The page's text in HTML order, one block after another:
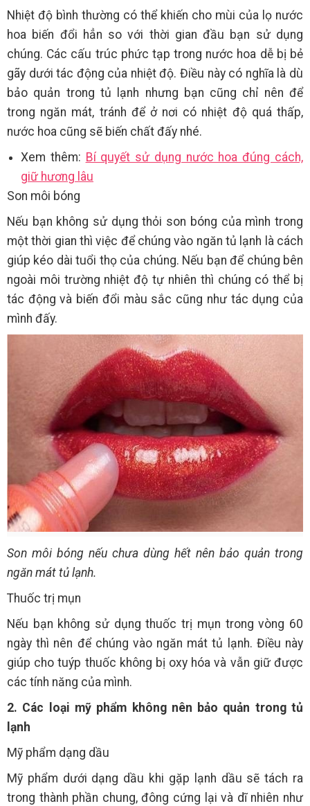
Nhiệt độ bình thường có thể khiến cho mùi của lọ nước
hoa biến đổi hẳn so với thời gian đầu bạn sử dụng
chúng. Các cấu trúc phức tạp trong nước hoa dễ bị bẻ
gãy dưới tác động của nhiệt độ. Điều này có nghĩa là dù
bảo quản trong tủ lạnh nhưng bạn cũng chỉ nên để
trong ngăn mát, tránh để ở nơi có nhiệt độ quá thấp,
nước hoa cũng sẽ biến chất đấy nhé.
Xem thêm: Bí quyết sử dụng nước hoa đúng cách,
giữ hương lâu
Son môi bóng
Nếu bạn không sử dụng thỏi son bóng của mình trong
một thời gian thì việc để chúng vào ngăn tủ lạnh là cách
giúp kéo dài tuổi thọ của chúng. Nếu bạn để chúng bên
ngoài môi trường nhiệt độ tự nhiên thì chúng có thể bị
tác động và biến đổi màu sắc cũng như tác dụng của
mình đấy.
Son môi bóng nếu chưa dùng hết nên bảo quản trong
ngăn mát tủ lạnh.
Thuốc trị mụn
Nếu bạn không sử dụng thuốc trị mụn trong vòng 60
ngày thì nên để chúng vào ngăn mát tủ lạnh. Điều này
giúp cho tuýp thuốc không bị oxy hóa và vẫn giữ được
các tính năng của mình.
2. Các loại mỹ phẩm không nên bảo quản trong tủ
lạnh
Mỹ phẩm dạng dầu
Mỹ phẩm dưới dạng dầu khi gặp lạnh dầu sẽ tách ra
trong thành phần chung, đông cứng lại và dĩ nhiên như